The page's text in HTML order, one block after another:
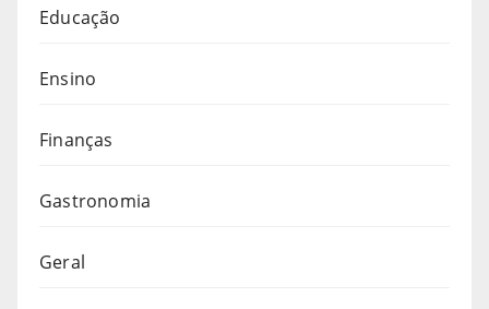
Educação
Ensino
Finanças
Gastronomia
Geral